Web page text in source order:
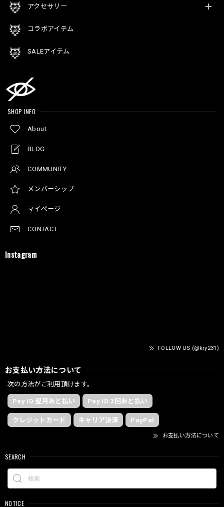
アクセサリー
コラボアイテム
SALEアイテム
SHOP INFO
About
BLOG
COMMUNITY
メンバーシップ
マイページ
CONTACT
Instagram
FOLLOW US (@kry231)
お支払い方法について
次の方法がご利用頂けます。
Pay ID 翌月あと払い Pay ID 3回あと払い
クレジットカード キャリア決済 PayPal
お支払い方法について
SEARCH
NOTICE